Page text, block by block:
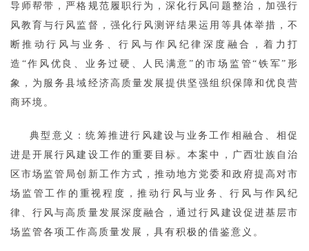
导师帮带，严格规范履职行为，深化行风问题整治，加强行
风教育与行风监督，强化行风测评结果运用等具体举措，不
断推动行风与业务、行风与作风纪律深度融合，着力打
造“作风优良、业务过硬、人民满意”的市场监管“铁军”形
象，为服务县域经济高质量发展提供坚强组织保障和优良营
商环境。
典型意义：统筹推进行风建设与业务工作相融合、相促
进是开展行风建设工作的重要目标。本案中，广西壮族自治
区市场监管局创新工作方式，推动地方党委和政府提高对市
场监管工作的重视程度，推动行风与业务、行风与作风纪
律、行风与高质量发展深度融合，通过行风建设促进基层市
场监管各项工作高质量发展，具有积极的借鉴意义。